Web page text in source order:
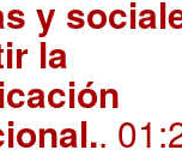
y
la
.